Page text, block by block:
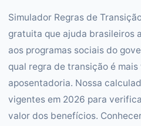
Simulador Regras de
gratuita que ajuda brasileiros
aos programas sociais do
qual regra de transição é
aposentadoria. Nossa
vigentes em 2026 para
valor dos benefícios.